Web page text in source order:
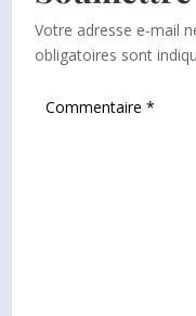
Votre adresse e-mail
obligatoires sont